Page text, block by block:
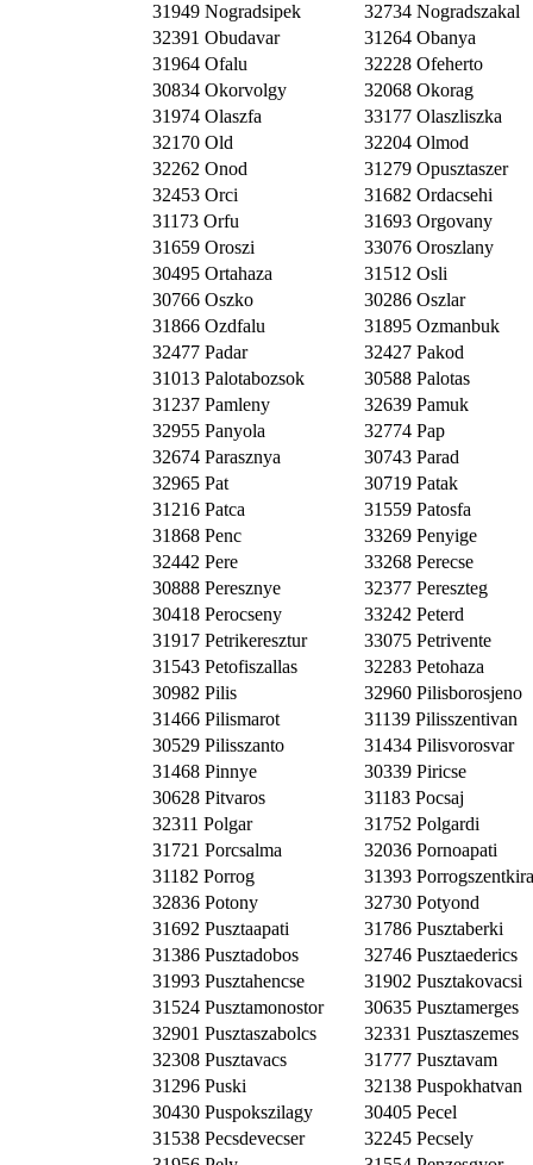
31949 Nogradsipek
32734 Nogradszakal
32391 Obudavar
31264 Obanya
31964 Ofalu
32228 Ofeherto
30834 Okorvolgy
32068 Okorag
31974 Olaszfa
33177 Olaszliszka
32170 Old
32204 Olmod
32262 Onod
31279 Opusztaszer
32453 Orci
31682 Ordacsehi
31173 Orfu
31693 Orgovany
31659 Oroszi
33076 Oroszlany
30495 Ortahaza
31512 Osli
30766 Oszko
30286 Oszlar
31866 Ozdfalu
31895 Ozmanbuk
32477 Padar
32427 Pakod
31013 Palotabozsok
30588 Palotas
31237 Pamleny
32639 Pamuk
32955 Panyola
32774 Pap
32674 Parasznya
30743 Parad
32965 Pat
30719 Patak
31216 Patca
31559 Patosfa
31868 Penc
33269 Penyige
32442 Pere
33268 Perecse
30888 Peresznye
32377 Pereszteg
30418 Perocseny
33242 Peterd
31917 Petrikeresztur
33075 Petrivente
31543 Petofiszallas
32283 Petohaza
30982 Pilis
32960 Pilisborosjeno
31466 Pilismarot
31139 Pilisszentivan
30529 Pilisszanto
31434 Pilisvorosvar
31468 Pinnye
30339 Piricse
30628 Pitvaros
31183 Pocsaj
32311 Polgar
31752 Polgardi
31721 Porcsalma
32036 Pornoapati
31182 Porrog
31393
32836 Potony
32730 Potyond
31692 Pusztaapati
31786 Pusztaberki
31386 Pusztadobos
32746 Pusztaederics
31993 Pusztahencse
31902 Pusztakovacsi
31524 Pusztamonostor
30635 Pusztamerges
32901 Pusztaszabolcs
32331 Pusztaszemes
32308 Pusztavacs
31777 Pusztavam
31296 Puski
32138 Puspokhatvan
30430 Puspokszilagy
30405 Pecel
31538 Pecsdevecser
32245 Pecsely